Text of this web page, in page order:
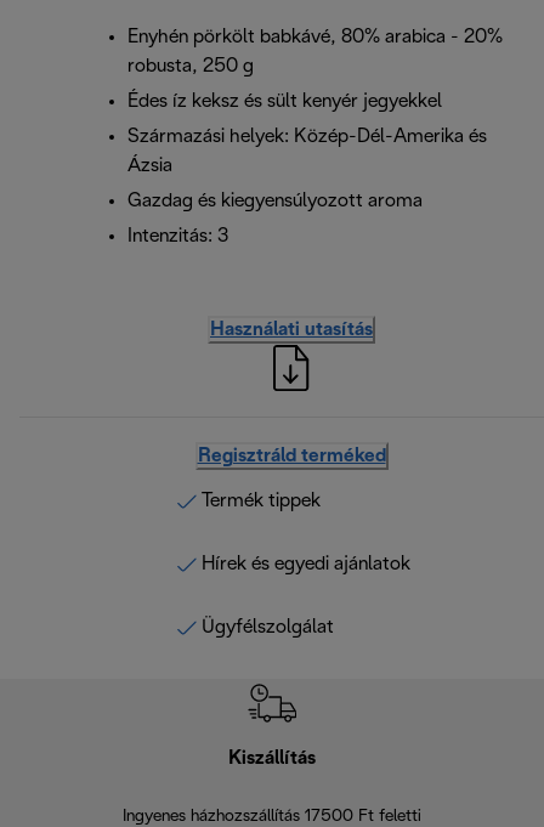
Enyhén pörkölt babkávé, 80% arabica - 20%
robusta, 250 g
Édes íz keksz és sült kenyér jegyekkel
Származási helyek: Közép-Dél-Amerika és
Ázsia
Gazdag és kiegyensúlyozott aroma
Intenzitás: 3
Használati utasítás
Regisztráld terméked
Termék tippek
Hírek és egyedi ajánlatok
Ügyfélszolgálat
Kiszállítás
Ingyenes házhozszállítás 17500 Ft feletti